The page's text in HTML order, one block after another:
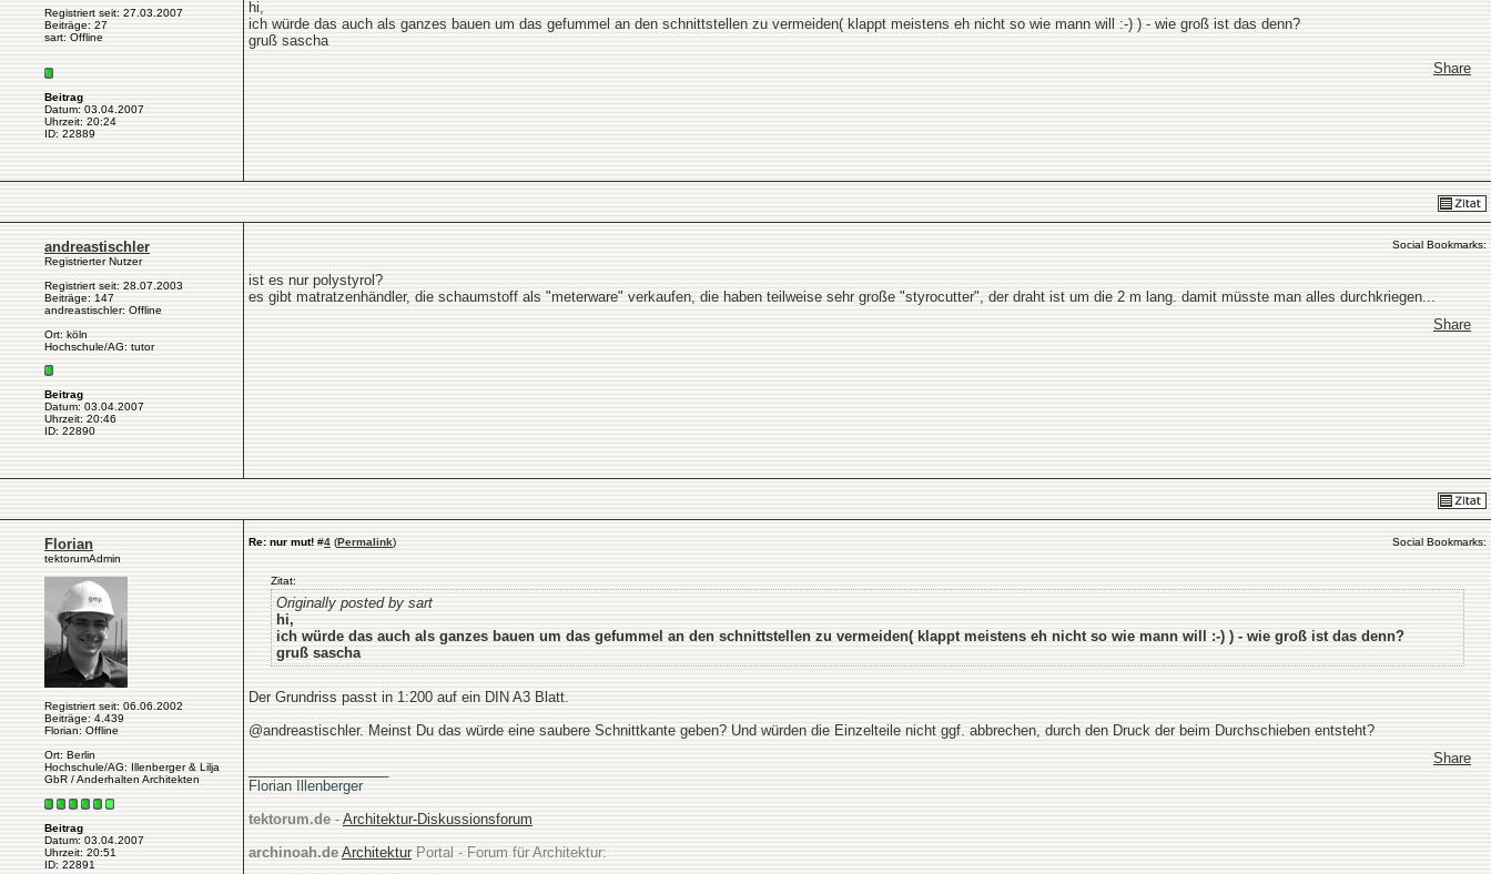
Registriert seit: 27.03.2007
Beiträge: 27
sart: Offline
Beitrag
Datum: 03.04.2007
Uhrzeit: 20:24
ID: 22889
hi,
ich würde das auch als ganzes bauen um das gefummel an den schnittstellen zu vermeiden( klappt meistens eh nicht so wie mann will :-) ) - wie groß ist das denn?
gruß sascha
Share
andreastischler
Registrierter Nutzer
Registriert seit: 28.07.2003
Beiträge: 147
andreastischler: Offline
Ort: köln
Hochschule/AG: tutor
Beitrag
Datum: 03.04.2007
Uhrzeit: 20:46
ID: 22890
Social Bookmarks:
ist es nur polystyrol?
es gibt matratzenhändler, die schaumstoff als "meterware" verkaufen, die haben teilweise sehr große "styrocutter", der draht ist um die 2 m lang. damit müsste man alles durchkriegen...
Share
Florian
tektorumAdmin
Registriert seit: 06.06.2002
Beiträge: 4.439
Florian: Offline
Ort: Berlin
Hochschule/AG: Illenberger & Lilja
GbR / Anderhalten Architekten
Beitrag
Datum: 03.04.2007
Uhrzeit: 20:51
ID: 22891
Re: nur mut! #4 (Permalink) Social Bookmarks:
Zitat:
Originally posted by sart
hi,
ich würde das auch als ganzes bauen um das gefummel an den schnittstellen zu vermeiden( klappt meistens eh nicht so wie mann will :-) ) - wie groß ist das denn?
gruß sascha
Der Grundriss passt in 1:200 auf ein DIN A3 Blatt.
@andreastischler. Meinst Du das würde eine saubere Schnittkante geben? Und würden die Einzelteile nicht ggf. abbrechen, durch den Druck der beim Durchschieben entsteht?
Share
Florian Illenberger
tektorum.de - Architektur-Diskussionsforum
archinoah.de ArchitekturPortal - Forum für Architektur: